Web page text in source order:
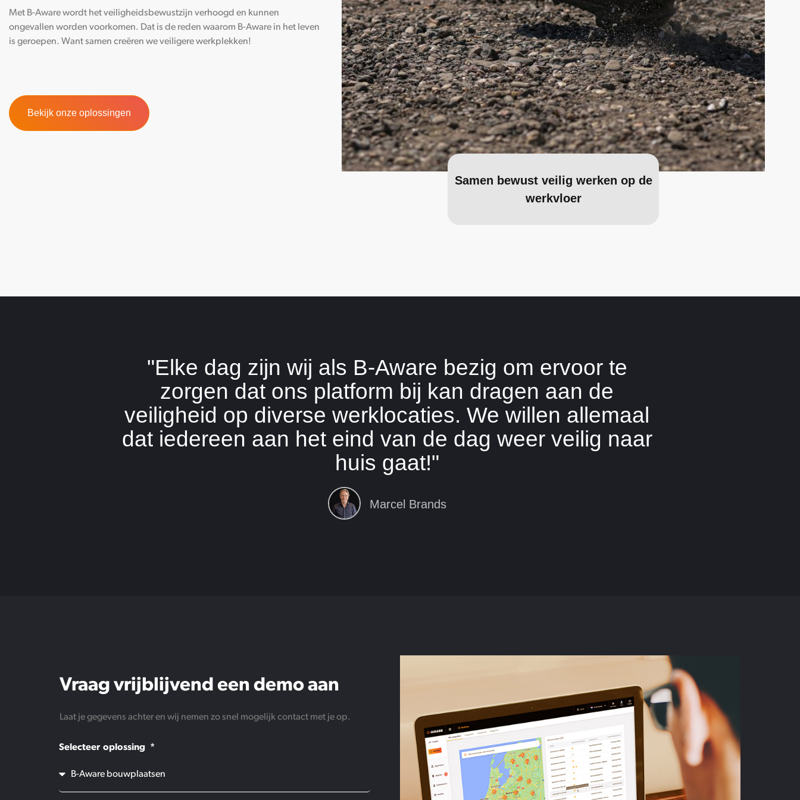
Met B-Aware wordt het veiligheidsbewustzijn verhoogd en kunnen
ongevallen worden voorkomen. Dat is de reden waarom B-Aware in het leven
is geroepen. Want samen creëren we veiligere werkplekken!
Bekijk onze oplossingen
Samen bewust veilig werken op de
werkvloer
"Elke dag zijn wij als B-Aware bezig om ervoor te
zorgen dat ons platform bij kan dragen aan de
veiligheid op diverse werklocaties. We willen allemaal
dat iedereen aan het eind van de dag weer veilig naar
huis gaat!"
Marcel Brands
Vraag vrijblijvend een demo aan
Laat je gegevens achter en wij nemen zo snel mogelijk contact met je op.
Selecteer oplossing